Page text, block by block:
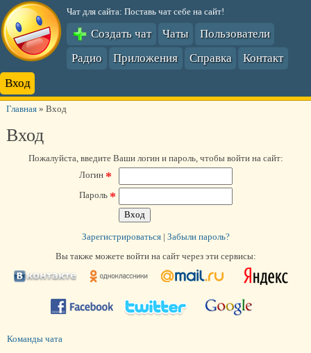
Чат для сайта: Поставь чат себе на сайт!
Создать чат Чаты
Пользователи
Радио
Приложения Справка
Контакт
Вход
Главная» Вход
Вход
Пожалуйста, введите Ваши логин и пароль, чтобы войти на сайт:
Логин *
Пароль *
Зарегистрироваться| Забыли пароль?
Вы также можете войти на сайт через эти сервисы:
Команды чата